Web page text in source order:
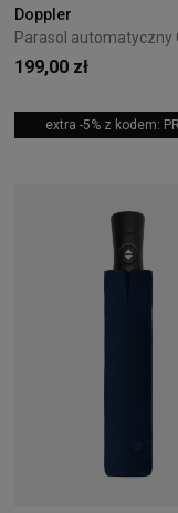
Doppler
199,00 zł
extra -5% z kodem: